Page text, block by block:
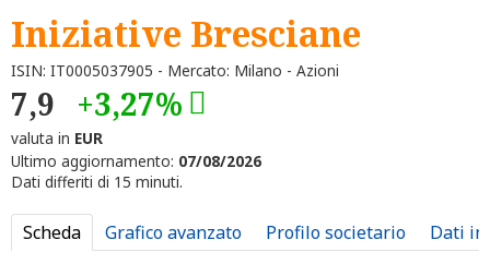
Iniziative Bresciane
ISIN: IT0005037905 - Mercato: Milano - Azioni
7,9 +3,27%
valuta in EUR
Ultimo aggiornamento: 07/08/2026
Dati differiti di 15 minuti.
Scheda Grafico avanzato Profilo societario Dati